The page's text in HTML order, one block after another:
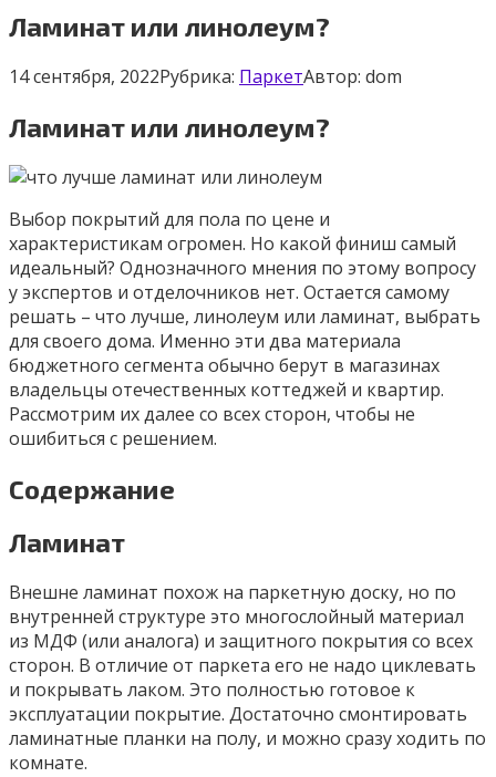
Ламинат или линолеум?
14 сентября, 2022Рубрика: ПаркетАвтор: dom
Ламинат или линолеум?
Выбор покрытий для пола по цене и
характеристикам огромен. Но какой финиш самый
идеальный? Однозначного мнения по этому вопросу
у экспертов и отделочников нет. Остается самому
решать – что лучше, линолеум или ламинат, выбрать
для своего дома. Именно эти два материала
бюджетного сегмента обычно берут в магазинах
владельцы отечественных коттеджей и квартир.
Рассмотрим их далее со всех сторон, чтобы не
ошибиться с решением.
Содержание
Ламинат
Внешне ламинат похож на паркетную доску, но по
внутренней структуре это многослойный материал
из МДФ (или аналога) и защитного покрытия со всех
сторон. В отличие от паркета его не надо циклевать
и покрывать лаком. Это полностью готовое к
эксплуатации покрытие. Достаточно смонтировать
ламинатные планки на полу, и можно сразу ходить по
комнате.